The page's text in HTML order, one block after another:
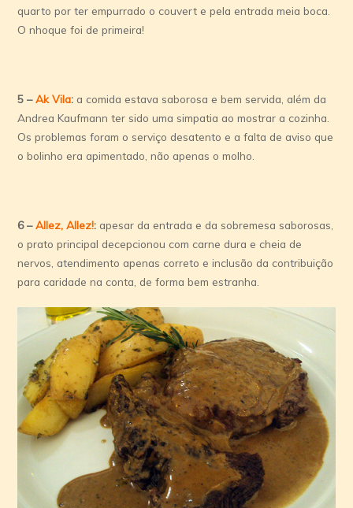
quarto por ter empurrado o couvert e pela entrada meia boca.
O nhoque foi de primeira!
5 –Ak Vila: a comida estava saborosa e bem servida, além da
Andrea Kaufmann ter sido uma simpatia ao mostrar a cozinha.
Os problemas foram o serviço desatento e a falta de aviso que
o bolinho era apimentado, não apenas o molho.
6 –Allez, Allez!: apesar da entrada e da sobremesa saborosas,
o prato principal decepcionou com carne dura e cheia de
nervos, atendimento apenas correto e inclusão da contribuição
para caridade na conta, de forma bem estranha.